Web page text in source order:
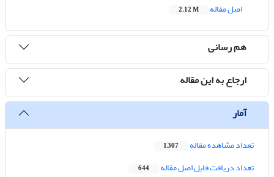
اصل مقاله
2.12 M
هم رسانی
ارجاع به این مقاله
آمار
تعداد مشاهده مقاله 1,307
تعداد دریافت فایل اصل مقاله 644